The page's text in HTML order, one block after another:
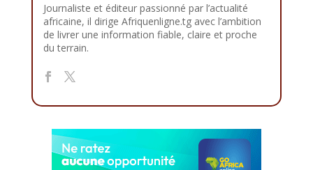
Journaliste et éditeur passionné par l’actualité
africaine, il dirige Afriquenligne.tg avec l’ambition
de livrer une information fiable, claire et proche
du terrain.